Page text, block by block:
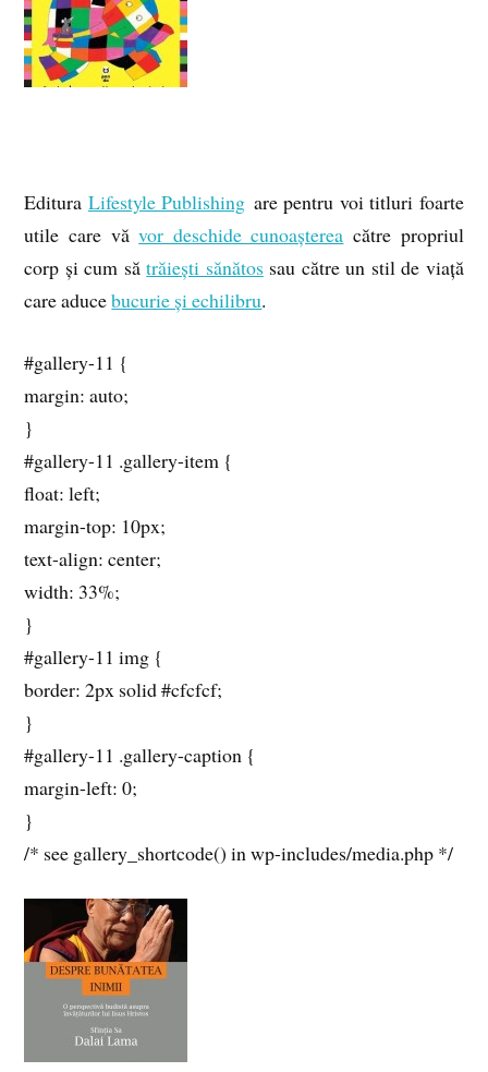
Editura Lifestyle Publishing are pentru voi titluri foarte
utile care văvor deschide cunoașterea către propriul
corp și cum sătrăiești sănătos sau către un stil de viață
care aducebucurie și echilibru.
#gallery-11 {
margin: auto;
}
#gallery-11 .gallery-item {
float: left;
margin-top: 10px;
text-align: center;
width: 33%;
}
#gallery-11 img {
border: 2px solid #cfcfcf;
}
#gallery-11 .gallery-caption {
margin-left: 0;
}
/* see gallery_shortcode() in wp-includes/media.php */